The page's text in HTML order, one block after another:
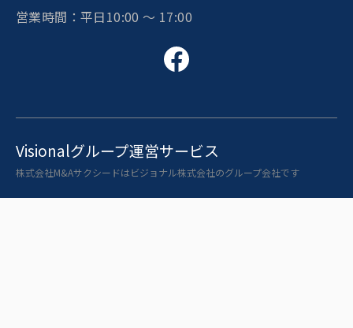
営業時間：平日10:00 〜 17:00
Visionalグループ運営サービス
株式会社M&Aサクシードはビジョナル株式会社のグループ会社です